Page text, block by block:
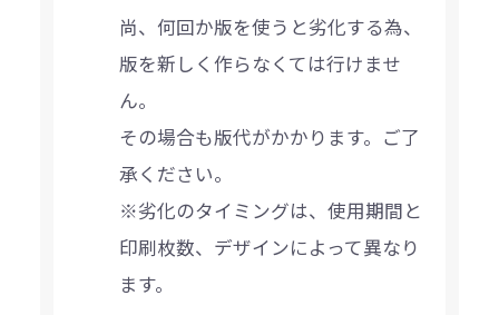
尚、何回か版を使うと劣化する為、
版を新しく作らなくては行けませ
ん。
その場合も版代がかかります。ご了
承ください。
※劣化のタイミングは、使用期間と
印刷枚数、デザインによって異なり
ます。